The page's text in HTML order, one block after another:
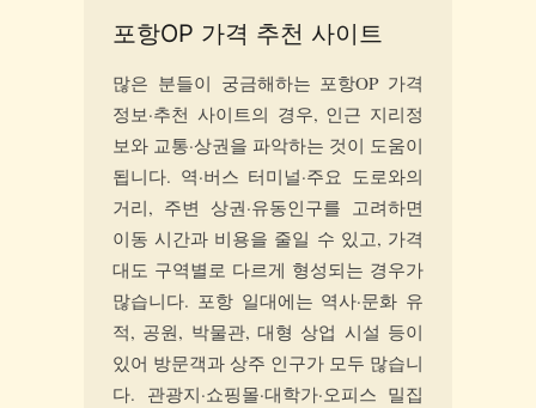
포항OP 가격 추천 사이트
많은 분들이 궁금해하는 포항OP 가격
정보·추천 사이트의 경우, 인근 지리정
보와 교통·상권을 파악하는 것이 도움이
됩니다. 역·버스 터미널·주요 도로와의
거리, 주변 상권·유동인구를 고려하면
이동 시간과 비용을 줄일 수 있고, 가격
대도 구역별로 다르게 형성되는 경우가
많습니다. 포항 일대에는 역사·문화 유
적, 공원, 박물관, 대형 상업 시설 등이
있어 방문객과 상주 인구가 모두 많습니
다. 관광지·쇼핑몰·대학가·오피스 밀집